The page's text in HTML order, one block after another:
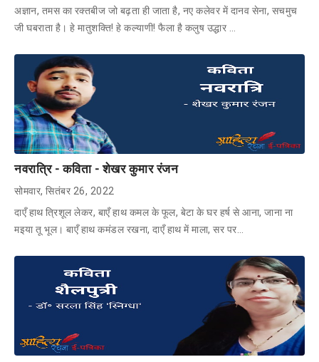
अज्ञान, तमस का रक्तबीज जो बढ़ता ही जाता है, नए कलेवर में दानव सेना, सचमुच
जी घबराता है। हे मातुशक्ति! हे कल्याणी! फैला है कलुष उद्धार …
नवरात्रि - कविता - शेखर कुमार रंजन
सोमवार, सितंबर 26, 2022
दाएँ हाथ त्रिशूल लेकर, बाएँ हाथ कमल के फूल, बेटा के घर हर्ष से आना, जाना ना
मइया तू भूल। बाएँ हाथ कमंडल रखना, दाएँ हाथ में माला, सर पर…